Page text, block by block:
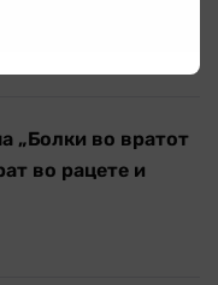
на едукатор/ка
„Болки во вратот
во рацете и